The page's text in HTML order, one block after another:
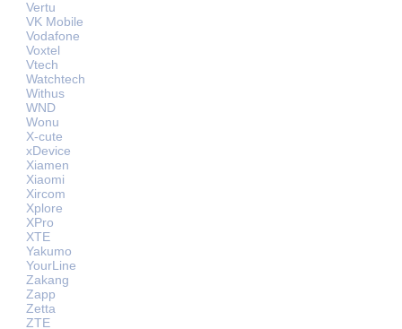
Vertu
VK Mobile
Vodafone
Voxtel
Vtech
Watchtech
Withus
WND
Wonu
X-cute
xDevice
Xiamen
Xiaomi
Xircom
Xplore
XPro
XTE
Yakumo
YourLine
Zakang
Zapp
Zetta
ZTE